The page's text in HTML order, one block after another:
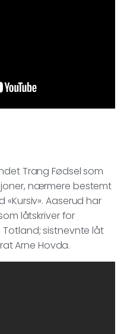
Trang Fødsel som
nærmere bestemt
Aaserud har
låtskriver for
Totland; sistnevnte låt
Arne Hovda.